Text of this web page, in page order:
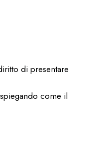
di presentare
come il